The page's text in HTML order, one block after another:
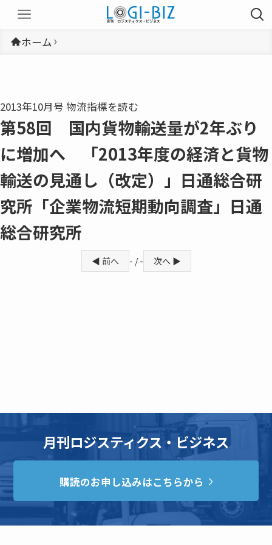
ホーム
2013年10月号 物流指標を読む
第58回 国内貨物輸送量が2年ぶり
に増加へ 「2013年度の経済と貨物
輸送の見通し（改定）」日通総合研
究所「企業物流短期動向調査」日通
総合研究所
◀ 前へ - / - 次へ ▶
月刊ロジスティクス・ビジネス
購読のお申し込みはこちらから